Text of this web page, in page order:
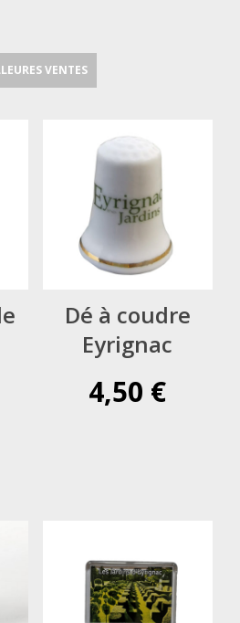
VENTES
Dé à coudre
Eyrignac
4,50 €